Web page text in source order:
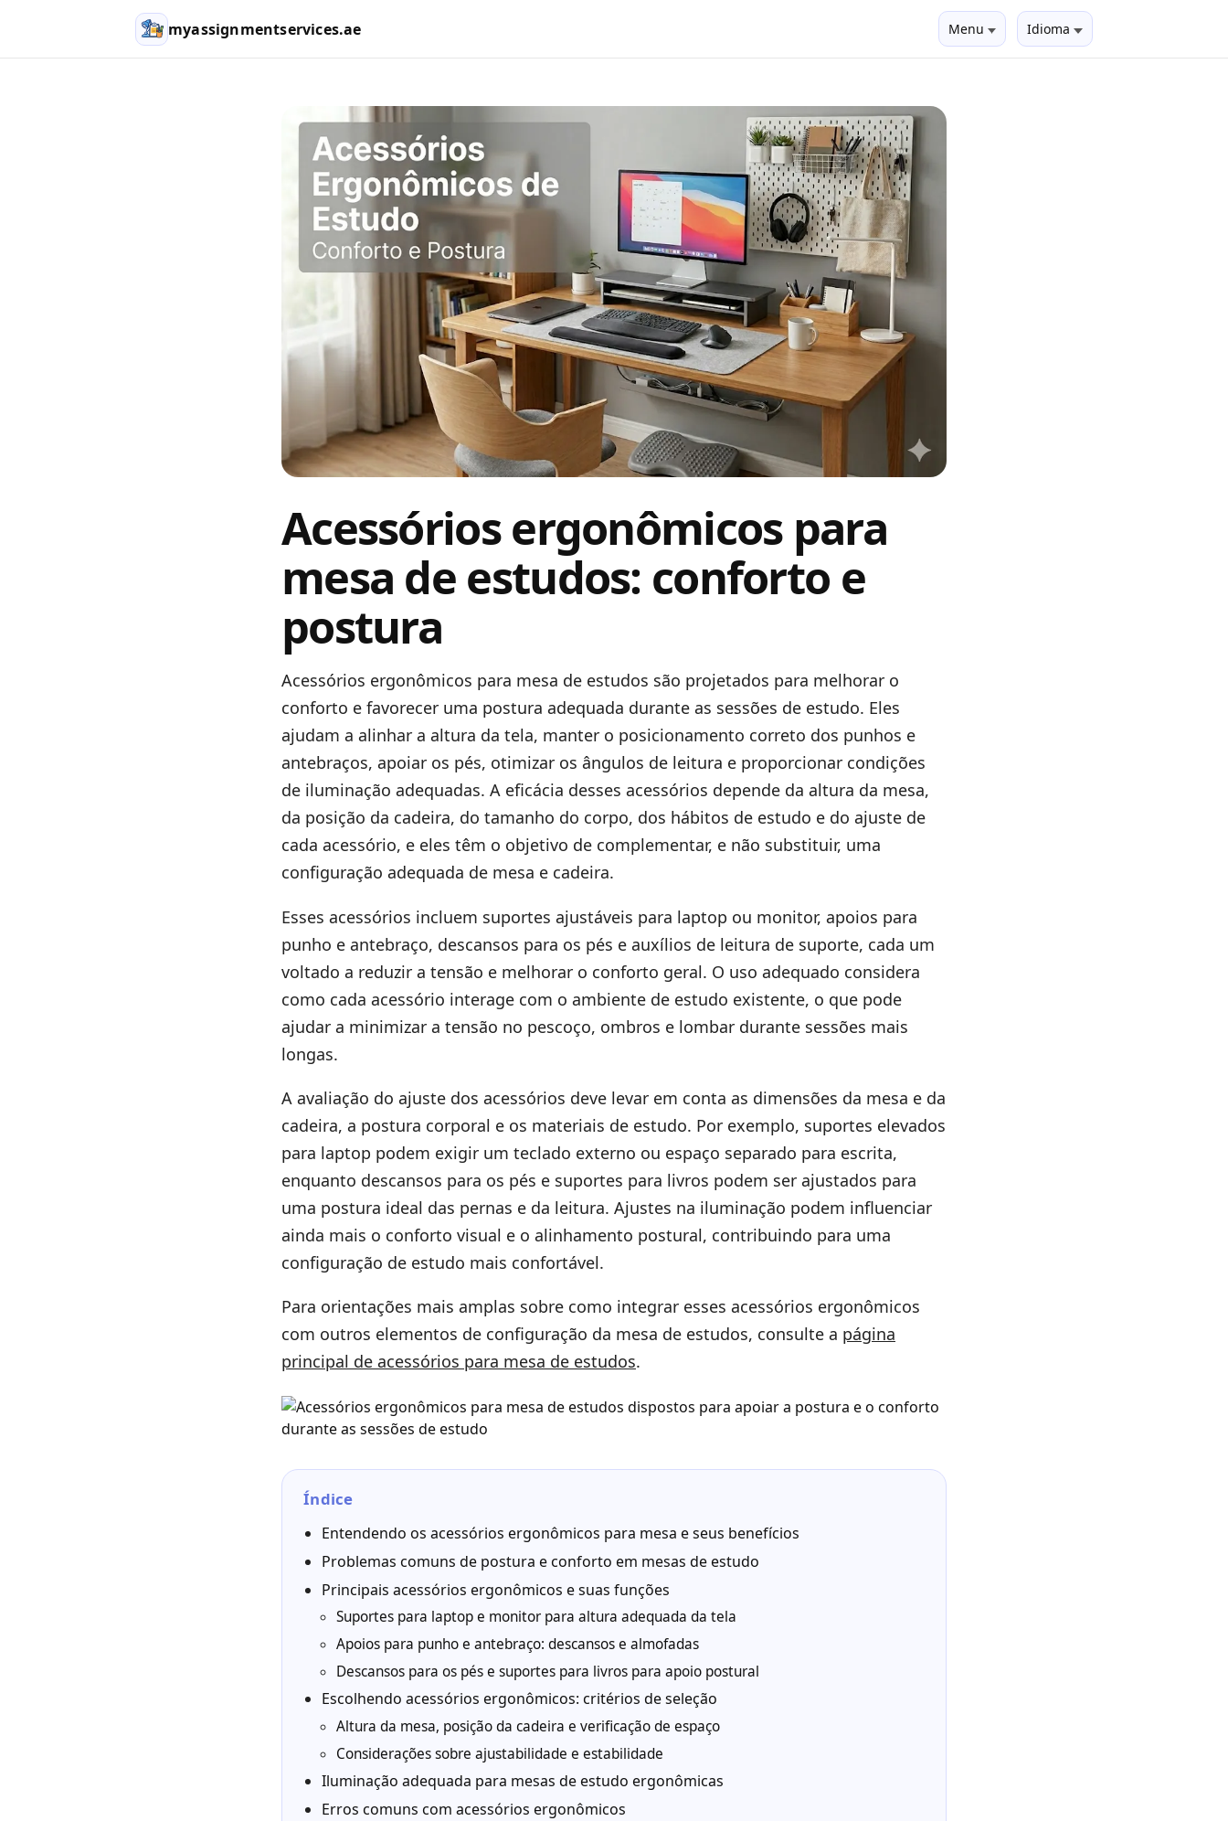
myassignmentservices.ae Menu Idioma
Acessórios ergonômicos para
mesa de estudos: conforto e
postura
Acessórios ergonômicos para mesa de estudos são projetados para melhorar o
conforto e favorecer uma postura adequada durante as sessões de estudo. Eles
ajudam a alinhar a altura da tela, manter o posicionamento correto dos punhos e
antebraços, apoiar os pés, otimizar os ângulos de leitura e proporcionar condições
de iluminação adequadas. A eficácia desses acessórios depende da altura da mesa,
da posição da cadeira, do tamanho do corpo, dos hábitos de estudo e do ajuste de
cada acessório, e eles têm o objetivo de complementar, e não substituir, uma
configuração adequada de mesa e cadeira.
Esses acessórios incluem suportes ajustáveis para laptop ou monitor, apoios para
punho e antebraço, descansos para os pés e auxílios de leitura de suporte, cada um
voltado a reduzir a tensão e melhorar o conforto geral. O uso adequado considera
como cada acessório interage com o ambiente de estudo existente, o que pode
ajudar a minimizar a tensão no pescoço, ombros e lombar durante sessões mais
longas.
A avaliação do ajuste dos acessórios deve levar em conta as dimensões da mesa e da
cadeira, a postura corporal e os materiais de estudo. Por exemplo, suportes elevados
para laptop podem exigir um teclado externo ou espaço separado para escrita,
enquanto descansos para os pés e suportes para livros podem ser ajustados para
uma postura ideal das pernas e da leitura. Ajustes na iluminação podem influenciar
ainda mais o conforto visual e o alinhamento postural, contribuindo para uma
configuração de estudo mais confortável.
Para orientações mais amplas sobre como integrar esses acessórios ergonômicos
com outros elementos de configuração da mesa de estudos, consulte a página
principal de acessórios para mesa de estudos.
Índice
Entendendo os acessórios ergonômicos para mesa e seus benefícios
Problemas comuns de postura e conforto em mesas de estudo
Principais acessórios ergonômicos e suas funções
Suportes para laptop e monitor para altura adequada da tela
Apoios para punho e antebraço: descansos e almofadas
Descansos para os pés e suportes para livros para apoio postural
Escolhendo acessórios ergonômicos: critérios de seleção
Altura da mesa, posição da cadeira e verificação de espaço
Considerações sobre ajustabilidade e estabilidade
Iluminação adequada para mesas de estudo ergonômicas
Erros comuns com acessórios ergonômicos